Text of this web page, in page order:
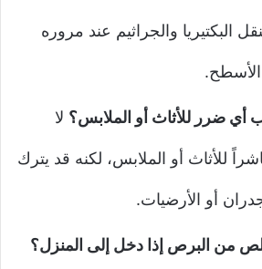
البكتيريا والجراثيم عند مروره
ضرر للأثاث أو الملابس؟ لا
للأثاث أو الملابس، لكنه قد يترك
أو الأرضيات.
من البرص إذا دخل إلى المنزل؟